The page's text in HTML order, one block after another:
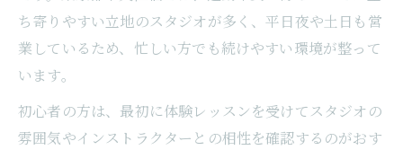
ち寄りやすい立地のスタジオが多く、平日夜や土日も営
業しているため、忙しい方でも続けやすい環境が整って
います。
初心者の方は、最初に体験レッスンを受けてスタジオの
雰囲気やインストラクターとの相性を確認するのがおす